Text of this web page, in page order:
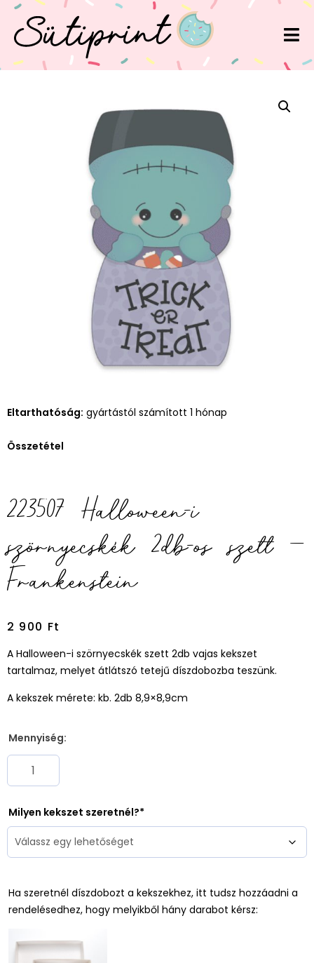
Eltarthatóság: gyártástól számított 1 hónap
Összetétel
223507 Halloween-i
szörnyecskék 2db-os szett –
Frankenstein
2 900 Ft
A Halloween-i szörnyecskék szett 2db vajas kekszet
tartalmaz, melyet átlátszó tetejű díszdobozba teszünk.
A kekszek mérete: kb. 2db 8,9×8,9cm
Mennyiség:
Milyen kekszet szeretnél?
Ha szeretnél díszdobozt a kekszekhez, itt tudsz hozzáadni a
rendelésedhez, hogy melyikből hány darabot kérsz: